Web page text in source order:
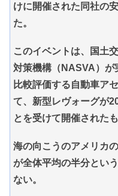
けに開催された同社の
た。
このイベントは、国土
対策機構（NASVA）が
比較評価する自動車ア
て、新型レヴォーグが
とを受けて開催されたも
海の向こうのアメリカ
が全体平均の半分とい
ない。